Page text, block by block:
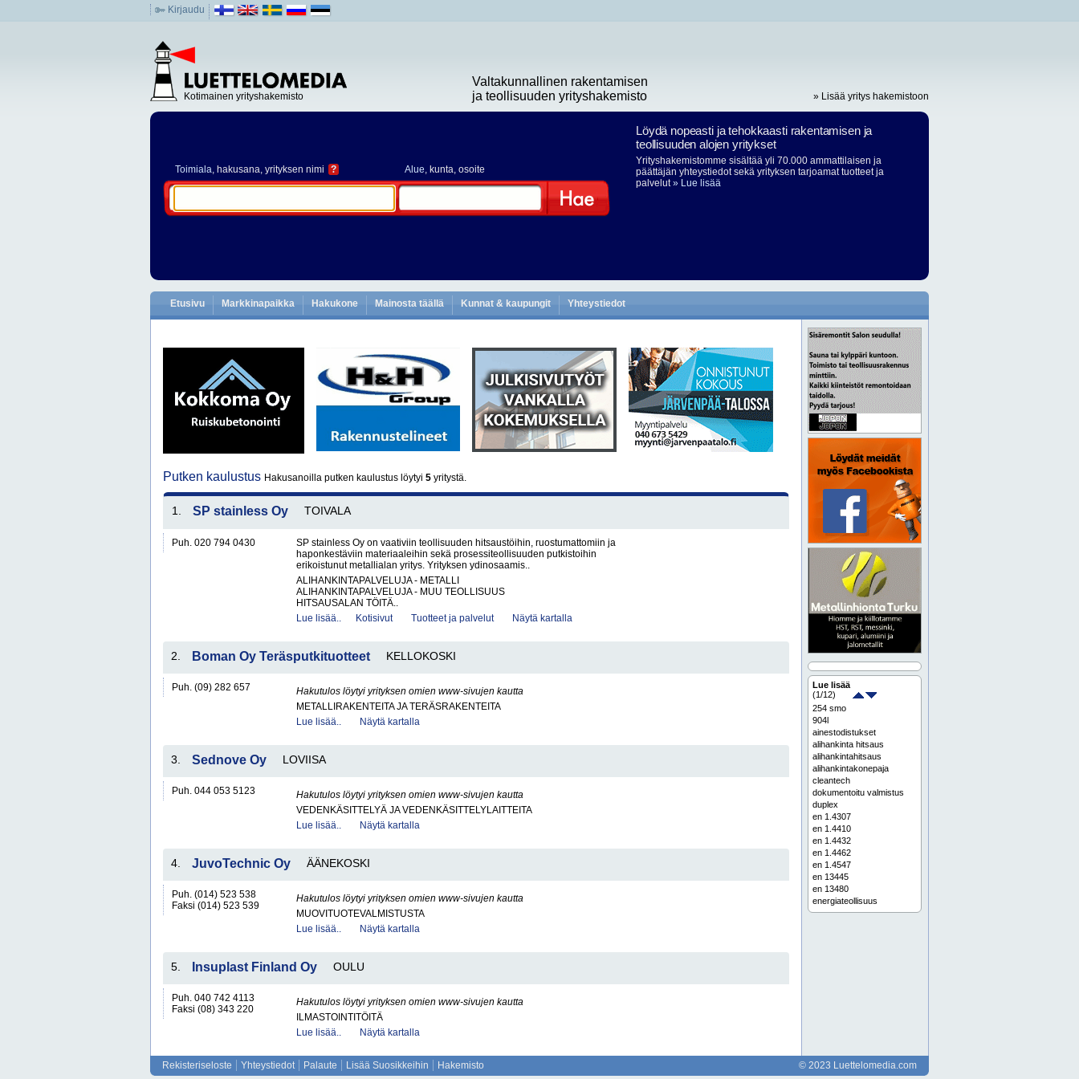
Kirjaudu
Kotimainen yrityshakemisto
Valtakunnallinen rakentamisen
ja teollisuuden yrityshakemisto
» Lisää yritys hakemistoon
Toimiala, hakusana, yrityksen nimi ? Alue, kunta, osoite
Löydä nopeasti ja tehokkaasti rakentamisen ja
teollisuuden alojen yritykset
Yrityshakemistomme sisältää yli 70.000 ammattilaisen ja
päättäjän yhteystiedot sekä yrityksen tarjoamat tuotteet ja
palvelut» Lue lisää
Etusivu Markkinapaikka Hakukone Mainosta täällä Kunnat & kaupungit Yhteystiedot
Putken kaulustus Hakusanoilla putken kaulustus löytyi 5 yritystä.
1. SP stainless Oy TOIVALA
Puh. 020 794 0430
SP stainless Oy on vaativiin teollisuuden hitsaustöihin, ruostumattomiin ja
haponkestäviin materiaaleihin sekä prosessiteollisuuden putkistoihin
erikoistunut metallialan yritys. Yrityksen ydinosaamis..
ALIHANKINTAPALVELUJA - METALLI
ALIHANKINTAPALVELUJA - MUU TEOLLISUUS
HITSAUSALAN TÖITÄ..
Lue lisää..
Kotisivut Tuotteet ja palvelut Näytä kartalla
2. Boman Oy Teräsputkituotteet KELLOKOSKI
Puh. (09) 282 657
Hakutulos löytyi yrityksen omien www-sivujen kautta
METALLIRAKENTEITA JA TERÄSRAKENTEITA
Lue lisää..
Näytä kartalla
3. Sednove Oy LOVIISA
Puh. 044 053 5123
Hakutulos löytyi yrityksen omien www-sivujen kautta
VEDENKÄSITTELYÄ JA VEDENKÄSITTELYLAITTEITA
Lue lisää..
Näytä kartalla
4. JuvoTechnic Oy ÄÄNEKOSKI
Puh. (014) 523 538
Faksi (014) 523 539
Hakutulos löytyi yrityksen omien www-sivujen kautta
MUOVITUOTEVALMISTUSTA
Lue lisää..
Näytä kartalla
5. Insuplast Finland Oy OULU
Puh. 040 742 4113
Faksi (08) 343 220
Hakutulos löytyi yrityksen omien www-sivujen kautta
ILMASTOINTITÖITÄ
Lue lisää..
Näytä kartalla
Lue lisää
(1/12)
254 smo
904l
ainestodistukset
alihankinta hitsaus
alihankintahitsaus
alihankintakonepaja
cleantech
dokumentoitu valmistus
duplex
en 1.4307
en 1.4410
en 1.4432
en 1.4462
en 1.4547
en 13445
en 13480
energiateollisuus
erikoismateriaalien hitsaus
haponkestävä teräs
haponkestävän teräksen hitsaus
Rekisteriseloste Yhteystiedot Palaute Lisää Suosikkeihin Hakemisto © 2023 Luettelomedia.com